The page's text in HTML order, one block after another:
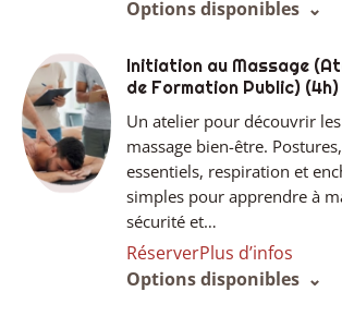
Options disponibles
Initiation au Massage
de Formation Public) (4h)
Un atelier pour découvrir
massage bien-être.
essentiels, respiration et
simples pour apprendre à
sécurité et…
RéserverPlus d’infos
Options disponibles